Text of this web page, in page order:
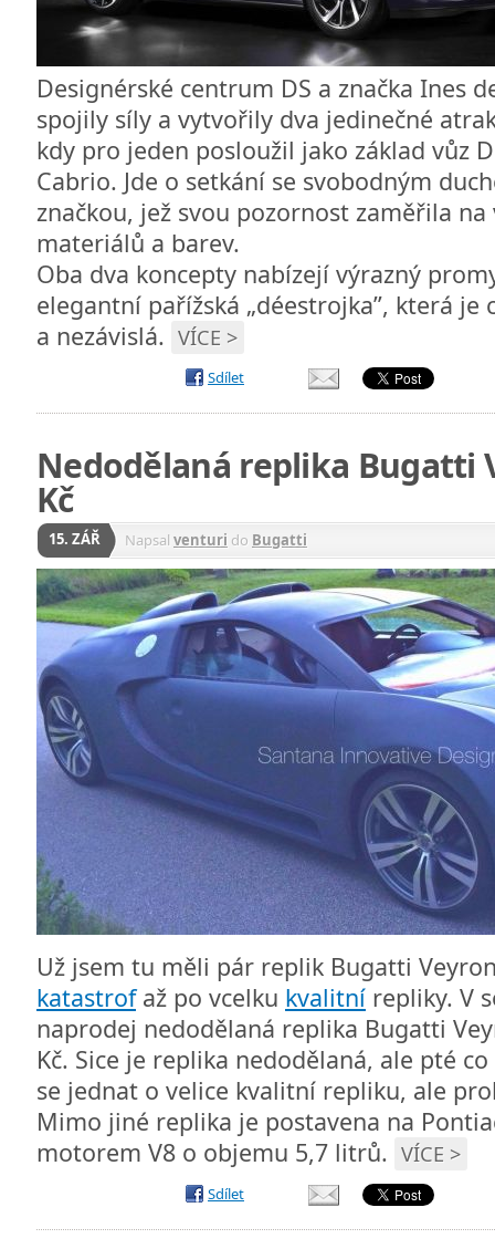
Designérské centrum DS a značka Ines
spojily síly a vytvořily dva jedinečné
kdy pro jeden posloužil jako základ vůz
Cabrio. Jde o setkání se svobodným
značkou, jež svou pozornost zaměřila
materiálů a barev.
Oba dva koncepty nabízejí výrazný
elegantní pařížská „déestrojka”, která je
a nezávislá. VÍCE >
Sdílet
Nedodělaná replika Bugatti
Kč
15. ZÁŘ Napsal venturi do Bugatti
Už jsem tu měli pár replik Bugatti
katastrofaž po vcelku kvalitní repliky. V
naprodej nedodělaná replika Bugatti
Kč. Sice je replika nedodělaná, ale pté
se jednat o velice kvalitní repliku, ale
Mimo jiné replika je postavena na
motorem V8 o objemu 5,7 litrů. VÍCE >
Sdílet